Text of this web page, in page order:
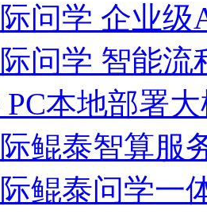
问学 企业级
问学 智能流
本地部署
鲲泰智算服
鲲泰问学一